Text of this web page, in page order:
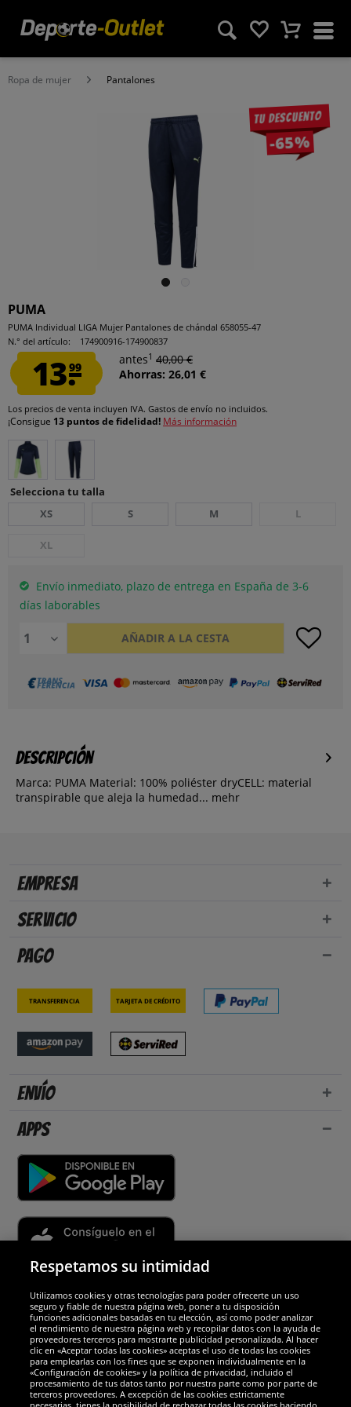
Ropa de mujer Pantalones
Tu descuento
-65%
PUMA
PUMA Individual LIGA Mujer Pantalones de chándal 658055-47
N.° del artículo:
174900916-174900837
13.99
antes1 40,00 €
Ahorras: 26,01 €
Los precios de venta incluyen IVA. Gastos de envío no incluidos.
¡Consigue 13 puntos de fidelidad! Más información
Selecciona tu talla
XS
S M L
XL
Envío inmediato, plazo de entrega en España de 3-6
días laborables
AÑADIR A LA CESTA
Descripción
Marca: PUMA Material: 100% poliéster dryCELL: material
transpirable que aleja la humedad... mehr
Empresa
Servicio
Pago
Transferencia Tarjeta de crédito
Envío
Apps
Socios y seguridad
Galardones
Respetamos su intimidad
Utilizamos cookies y otras tecnologías para poder ofrecerte un uso
seguro y fiable de nuestra página web, poner a tu disposición
funciones adicionales basadas en tu elección, así como poder analizar
el rendimiento de nuestra página web y recopilar datos con la ayuda de
proveedores terceros para mostrarte publicidad personalizada. Al hacer
clic en «Aceptar todas las cookies» aceptas el uso de todas las cookies
para emplearlas con los fines que se exponen individualmente en la
«Configuración de cookies» y la política de privacidad, incluido el
procesamiento de tus datos tanto por nuestra parte como por parte de
terceros proveedores. A excepción de las cookies estrictamente